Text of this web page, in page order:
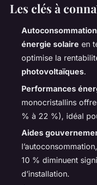
Investir dans
solaires :
votre
Joséphine
Les clés à
Autoconsommation
énergie solaire en
optimise la
photovoltaïques.
Performances
monocristallins
% à 22 %), idéal
Aides
10 % diminuent
d’installation.